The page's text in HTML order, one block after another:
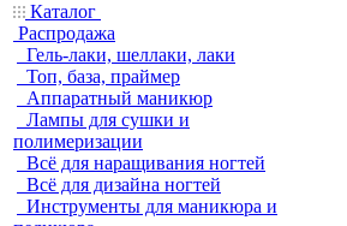
Каталог
Распродажа
Гель-лаки, шеллаки, лаки
Топ, база, праймер
Аппаратный маникюр
Лампы для сушки и
полимеризации
Всё для наращивания ногтей
Всё для дизайна ногтей
Инструменты для маникюра и